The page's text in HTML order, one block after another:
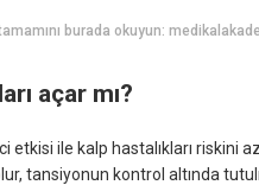
burada okuyun:
açar mı?
etkisi ile kalp hastalıkları riskini
olur, tansiyonun kontrol altında